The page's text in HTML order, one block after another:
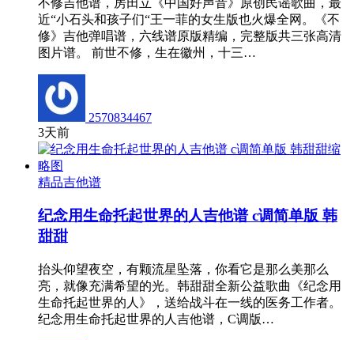
近“小石头和孩子们“王一菲的女生版也火爆全网。《不
修》吉他弹唱谱，六线谱原版精编，完整版共三张高清
图片谱。 前世不修，生在徽州，十三…
2570834467
3天前
精品吉他谱
纪念用生命托起世界的人吉他谱 c调简单版 韩
甜甜
抬头仰望夜空，有颗流星坠落，你看它是那么美那么
亮，就像充满希望的光。韩甜甜全新公益歌曲《纪念用
生命托起世界的人》，送给战斗在一线的医务工作者。
纪念用生命托起世界的人吉他谱，C调版…